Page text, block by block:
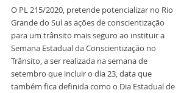
O PL 215/2020, pretende potencializar no Rio
Grande do Sul as ações de conscientização
para um trânsito mais seguro ao instituir a
Semana Estadual da Conscientização no
Trânsito, a ser realizada na semana de
setembro que incluir o dia 23, data que
também fica definida como o Dia Estadual de